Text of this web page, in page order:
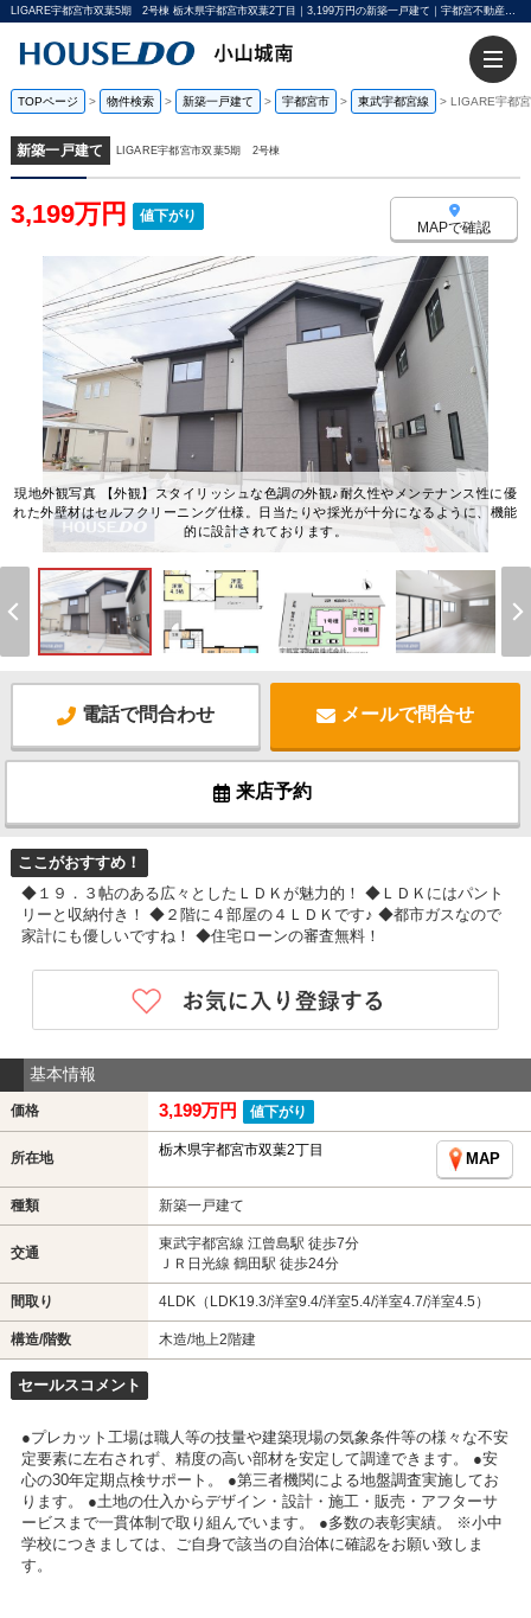
LIGARE宇都宮市双葉5期 2号棟 栃木県宇都宮市双葉2丁目｜3,199万円の新築一戸建て｜宇都宮不動産小山城南店
TOPページ > 物件検索 > 新築一戸建て > 宇都宮市 > 東武宇都宮線 > LIGARE宇都
新築一戸建て LIGARE宇都宮市双葉5期 2号棟
3,199万円 値下がり
MAPで確認
現地外観写真 【外観】スタイリッシュな色調の外観♪耐久性やメンテナンス性に優
れた外壁材はセルフクリーニング仕様。日当たりや採光が十分になるように、機能
的に設計されております。
電話で問合わせ メールで問合せ
来店予約
ここがおすすめ！
◆１９．３帖のある広々としたＬＤＫが魅力的！ ◆ＬＤＫにはパント
リーと収納付き！ ◆２階に４部屋の４ＬＤＫです♪ ◆都市ガスなので
家計にも優しいですね！ ◆住宅ローンの審査無料！
基本情報
価格 3,199万円 値下がり
所在地 栃木県宇都宮市双葉2丁目
MAP
種類 新築一戸建て
交通
東武宇都宮線 江曾島駅 徒歩7分
ＪＲ日光線 鶴田駅 徒歩24分
間取り 4LDK（LDK19.3/洋室9.4/洋室5.4/洋室4.7/洋室4.5）
構造/階数 木造/地上2階建
セールスコメント
●プレカット工場は職人等の技量や建築現場の気象条件等の様々な不安
定要素に左右されず、精度の高い部材を安定して調達できます。 ●安
心の30年定期点検サポート。 ●第三者機関による地盤調査実施してお
ります。 ●土地の仕入からデザイン・設計・施工・販売・アフターサ
ービスまで一貫体制で取り組んでいます。 ●多数の表彰実績。 ※小中
学校につきましては、ご自身で該当の自治体に確認をお願い致しま
す。